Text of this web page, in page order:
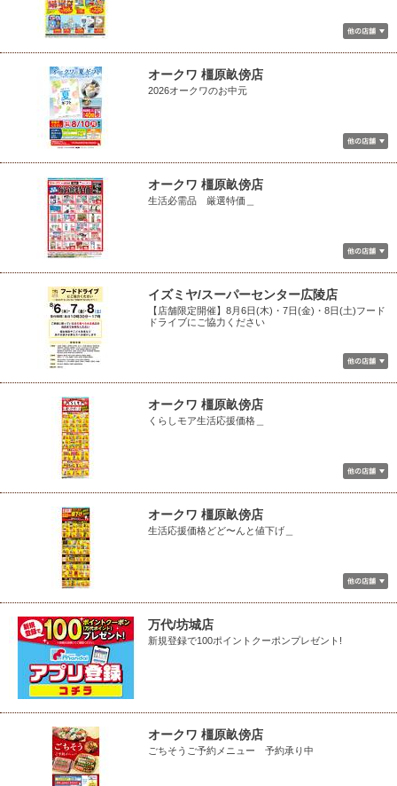
オークワ 橿原畝傍店
2026オークワのお中元
オークワ 橿原畝傍店
生活必需品 厳選特価＿
イズミヤ/スーパーセンター広陵店
【店舗限定開催】8月6日(木)・7日(金)・8日(土)フード
ドライブにご協力ください
オークワ 橿原畝傍店
くらしモア生活応援価格＿
オークワ 橿原畝傍店
生活応援価格どど〜んと値下げ＿
万代/坊城店
新規登録で100ポイントクーポンプレゼント!
オークワ 橿原畝傍店
ごちそうご予約メニュー 予約承り中